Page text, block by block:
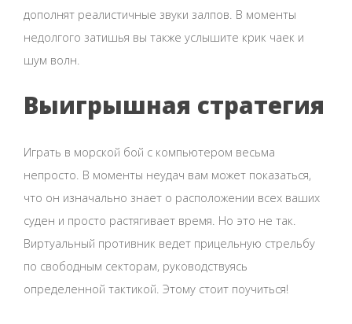
дополнят реалистичные звуки залпов. В моменты
недолгого затишья вы также услышите крик чаек и
шум волн.
Выигрышная стратегия
Играть в морской бой с компьютером весьма
непросто. В моменты неудач вам может показаться,
что он изначально знает о расположении всех ваших
суден и просто растягивает время. Но это не так.
Виртуальный противник ведет прицельную стрельбу
по свободным секторам, руководствуясь
определенной тактикой. Этому стоит поучиться!